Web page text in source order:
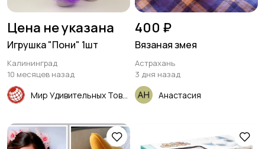
Цена не указана
Игрушка "Пони" 1шт
Калининград
10 месяцев назад
400 ₽
Вязаная змея
Астрахань
3 дня назад
Анастасия